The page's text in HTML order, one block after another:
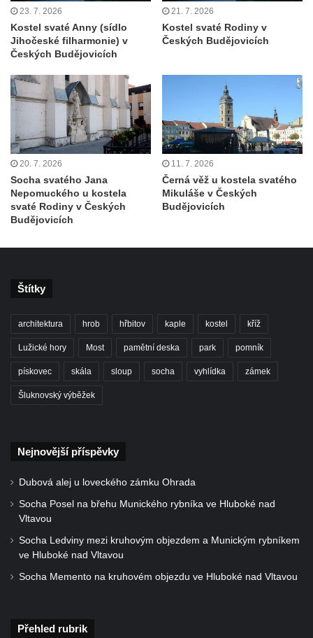
Kostel svatého Jana Nepomuckého ve
Starých Křečanech
Kostel svatého Václava v Srbské Kamenici
Hrobka rodiny Havlovy na hřbitově v
Chloumku v Mělníku
Kostel Nejsvětější Trojice na hřbitově v
Chloumku v Mělníku
Kaple svatého Jana Nepomuckého na
Chloumečku v Mělníku
Hřbitovní kaple v Trávníku
Kaple na rozcestí v jižní části Budyně nad
Kostel svatého Floriána v Podbradci
Kaple na západním okraji Ředhoště
Kostel svatého Jiljí v Ředhošti
Jiřetíně
Kostel Nanebevzetí Panny Marie v
Postoloprtech
Hřbitovní kaple v Postoloprtech
Kostel svatého Jana Evangelisty v Malém
Březně
Kaple svatého Antonína Paduánského na
Bývalá kaple svatých Jana a Pavla v
23. 7. 2026
Kostel svaté Anny (sídlo
Jihočeské filharmonie) v
Českých Budějovicích
21. 7. 2026
Kostel svaté Rodiny v
Českých Budějovicích
20. 7. 2026
Socha svatého Jana
Nepomuckého u kostela
svaté Rodiny v Českých
Budějovicích
11. 7. 2026
Černá věž u kostela svatého
Mikuláše v Českých
Budějovicích
Štítky
architektura hrob hřbitov kaple kostel kříž
Lužické hory Most pamětní deska park pomník
pískovec skála sloup socha vyhlídka zámek
Šluknovský výběžek
Nejnovější příspěvky
Dubová alej u loveckého zámku Ohrada
Socha Posel na břehu Munického rybníka ve Hluboké nad
Vltavou
Socha Ledviny mezi kruhovým objezdem a Munickým rybníkem
ve Hluboké nad Vltavou
Socha Memento na kruhovém objezdu ve Hluboké nad Vltavou
Přehled rubrik